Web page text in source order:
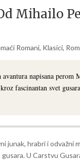
Mihailo
Romani, Klasici,
napisana perom
fascinantan svet
junak, hrabri i odvažni
U Carstvu